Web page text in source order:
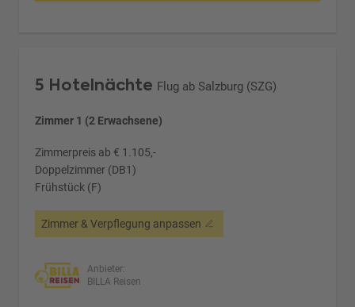
5 Hotelnächte Flug ab Salzburg (SZG)
Zimmer 1 (2 Erwachsene)
Zimmerpreis ab € 1.105,-
Doppelzimmer (DB1)
Frühstück (F)
Zimmer & Verpflegung anpassen
Anbieter:
BILLA Reisen